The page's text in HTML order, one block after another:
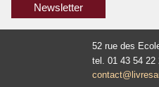
Newsletter
52 rue des
tel. 01 43 54 22